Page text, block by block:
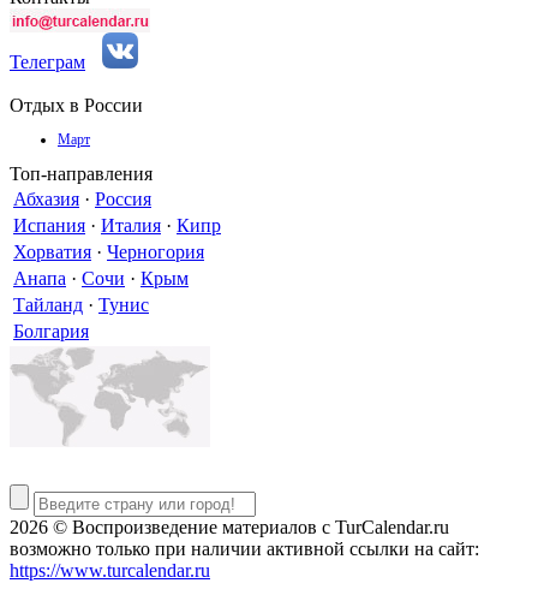
Телеграм
Отдых в России
Март
Топ-направления
Абхазия · Россия
Испания · Италия · Кипр
Хорватия · Черногория
Анапа · Сочи · Крым
Тайланд · Тунис
Болгария
2026 © Воспроизведение материалов c TurCalendar.ru
возможно только при наличии активной ссылки на сайт:
https://www.turcalendar.ru